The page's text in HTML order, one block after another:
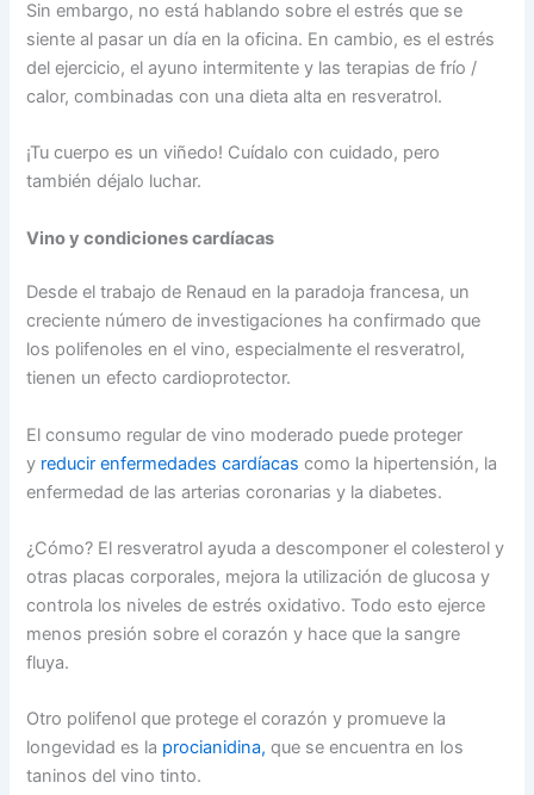
Sin embargo, no está hablando sobre el estrés que se
siente al pasar un día en la oficina. En cambio, es el estrés
del ejercicio, el ayuno intermitente y las terapias de frío /
calor, combinadas con una dieta alta en resveratrol.
¡Tu cuerpo es un viñedo! Cuídalo con cuidado, pero
también déjalo luchar.
Vino y condiciones cardíacas
Desde el trabajo de Renaud en la paradoja francesa, un
creciente número de investigaciones ha confirmado que
los polifenoles en el vino, especialmente el resveratrol,
tienen un efecto cardioprotector.
El consumo regular de vino moderado puede proteger
y reducir enfermedades cardíacas como la hipertensión, la
enfermedad de las arterias coronarias y la diabetes.
¿Cómo? El resveratrol ayuda a descomponer el colesterol y
otras placas corporales, mejora la utilización de glucosa y
controla los niveles de estrés oxidativo. Todo esto ejerce
menos presión sobre el corazón y hace que la sangre
fluya.
Otro polifenol que protege el corazón y promueve la
longevidad es la procianidina, que se encuentra en los
taninos del vino tinto.